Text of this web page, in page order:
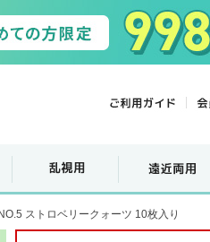
ストロベリークォーツ 10枚入り